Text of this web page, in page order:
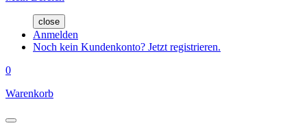
close
Anmelden
Noch kein Kundenkonto? Jetzt registrieren.
0
Warenkorb